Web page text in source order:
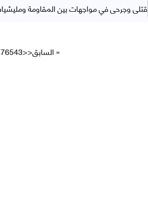
قتلى وجرحى في مواجهات بين المقاومة
« السابق<<
3
4
5
6
7